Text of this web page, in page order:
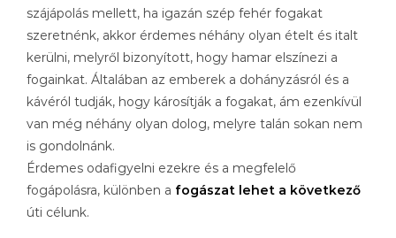
szájápolás mellett, ha igazán szép fehér fogakat
szeretnénk, akkor érdemes néhány olyan ételt és italt
kerülni, melyről bizonyított, hogy hamar elszínezi a
fogainkat. Általában az emberek a dohányzásról és a
kávéról tudják, hogy károsítják a fogakat, ám ezenkívül
van még néhány olyan dolog, melyre talán sokan nem
is gondolnánk.
Érdemes odafigyelni ezekre és a megfelelő
fogápolásra, különben a fogászat lehet a következő
úti célunk.